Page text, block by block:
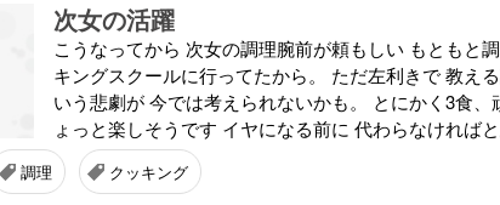
次女の活躍
こうなってから 次女の調理腕前が頼もしい もともと
キングスクールに行ってたから。 ただ左利きで 教え
いう悲劇が 今では考えられないかも。 とにかく3食
ょっと楽しそうです イヤになる前に 代わらなければ
調理 クッキング